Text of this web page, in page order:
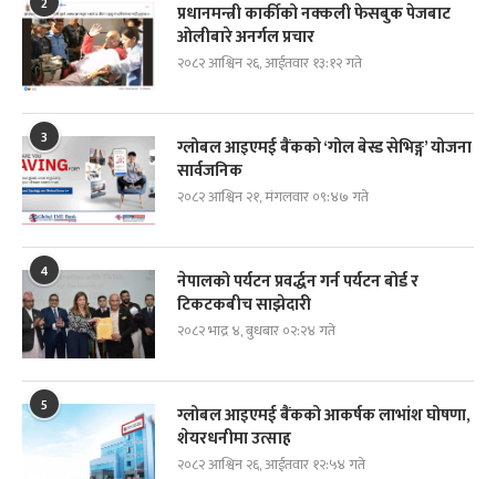
प्रधानमन्त्री कार्कीको नक्कली फेसबुक पेजबाट
ओलीबारे अनर्गल प्रचार
२०८२ आश्विन २६, आईतवार १३:१२ गते
3
ग्लोबल आइएमई बैंकको ‘गोल बेस्ड सेभिङ्ग’ योजना
सार्वजनिक
२०८२ आश्विन २१, मंगलवार ०९:४७ गते
4
नेपालको पर्यटन प्रवर्द्धन गर्न पर्यटन बोर्ड र
टिकटकबीच साझेदारी
२०८२ भाद्र ४, बुधबार ०२:२४ गते
5
ग्लोबल आइएमई बैंकको आकर्षक लाभांश घोषणा,
शेयरधनीमा उत्साह
२०८२ आश्विन २६, आईतवार १२:५४ गते